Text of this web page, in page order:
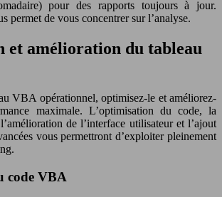
pour des rapports toujours à jour.
permet de vous concentrer sur l’analyse.
et amélioration du tableau
VBA opérationnel, optimisez-le et améliorez-
maximale. L’optimisation du code, la
de l’interface utilisateur et l’ajout
vous permettront d’exploiter pleinement
code VBA